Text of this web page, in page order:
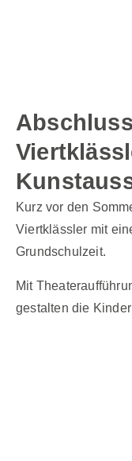
Kurz vor den
Viertklässler mit
Grundschulzeit.
Mit
gestalten die